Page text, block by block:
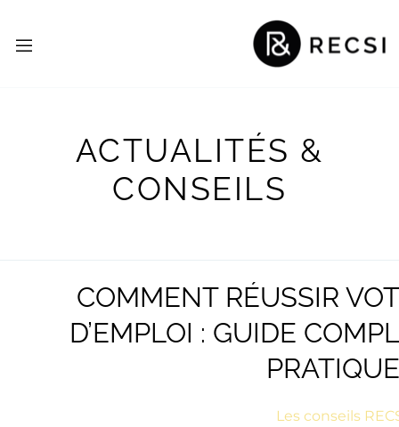
ACTUALITÉS &
CONSEILS
COMMENT RÉUSSIR
D’EMPLOI : GUIDE
Les conseils